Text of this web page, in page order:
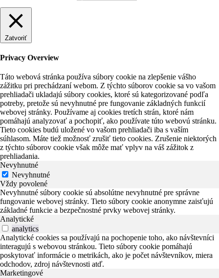
Zatvoriť
Privacy Overview
Táto webová stránka používa súbory cookie na zlepšenie vášho
zážitku pri prechádzaní webom. Z týchto súborov cookie sa vo vašom
prehliadači ukladajú súbory cookies, ktoré sú kategorizované podľa
potreby, pretože sú nevyhnutné pre fungovanie základných funkcií
webovej stránky. Používame aj cookies tretích strán, ktoré nám
pomáhajú analyzovať a pochopiť, ako používate túto webovú stránku.
Tieto cookies budú uložené vo vašom prehliadači iba s vaším
súhlasom. Máte tiež možnosť zrušiť tieto cookies. Zrušenie niektorých
z týchto súborov cookie však môže mať vplyv na váš zážitok z
prehliadania.
Nevyhnutné
Nevyhnutné
Vždy povolené
Nevyhnutné súbory cookie sú absolútne nevyhnutné pre správne
fungovanie webovej stránky. Tieto súbory cookie anonymne zaisťujú
základné funkcie a bezpečnostné prvky webovej stránky.
Analytické
analytics
Analytické cookies sa používajú na pochopenie toho, ako návštevníci
interagujú s webovou stránkou. Tieto súbory cookie pomáhajú
poskytovať informácie o metrikách, ako je počet návštevníkov, miera
odchodov, zdroj návštevnosti atď.
Marketingové